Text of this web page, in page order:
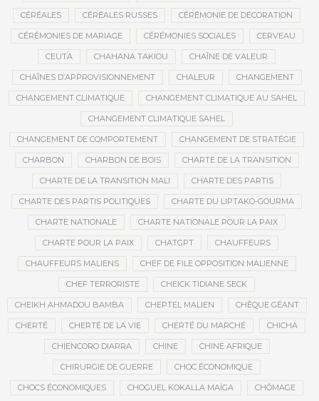
CÉRÉALES CÉRÉALES RUSSES CÉRÉMONIE DE DÉCORATION
CÉRÉMONIES DE MARIAGE CÉRÉMONIES SOCIALES CERVEAU
CEUTA CHAHANA TAKIOU CHAÎNE DE VALEUR
CHAÎNES D’APPROVISIONNEMENT CHALEUR CHANGEMENT
CHANGEMENT CLIMATIQUE CHANGEMENT CLIMATIQUE AU SAHEL
CHANGEMENT CLIMATIQUE SAHEL
CHANGEMENT DE COMPORTEMENT CHANGEMENT DE STRATÉGIE
CHARBON CHARBON DE BOIS CHARTE DE LA TRANSITION
CHARTE DE LA TRANSITION MALI CHARTE DES PARTIS
CHARTE DES PARTIS POLITIQUES CHARTE DU LIPTAKO-GOURMA
CHARTE NATIONALE CHARTE NATIONALE POUR LA PAIX
CHARTE POUR LA PAIX CHATGPT CHAUFFEURS
CHAUFFEURS MALIENS CHEF DE FILE OPPOSITION MALIENNE
CHEF TERRORISTE CHEICK TIDIANE SECK
CHEIKH AHMADOU BAMBA CHEPTEL MALIEN CHÈQUE GÉANT
CHERTÉ CHERTÉ DE LA VIE CHERTÉ DU MARCHÉ CHICHA
CHIENCORO DIARRA CHINE CHINE AFRIQUE
CHIRURGIE DE GUERRE CHOC ÉCONOMIQUE
CHOCS ÉCONOMIQUES CHOGUEL KOKALLA MAÏGA CHÔMAGE